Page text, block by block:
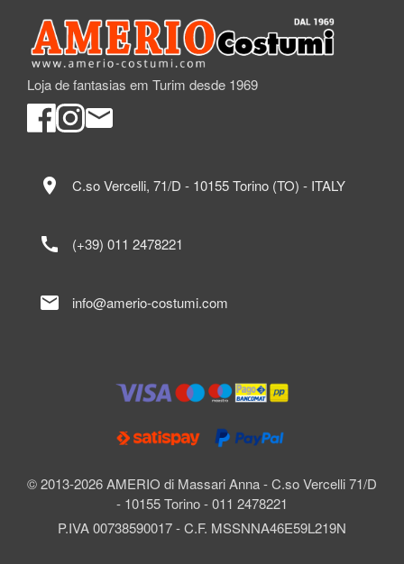
Loja de fantasias em Turim desde 1969
© 2013-2026 AMERIO di Massari Anna - C.so Vercelli 71/D
- 10155 Torino - 011 2478221
P.IVA 00738590017 - C.F. MSSNNA46E59L219N
location_on C.so Vercelli, 71/D - 10155 Torino (TO) - ITALY
call (+39) 011 2478221
mail info@amerio-costumi.com